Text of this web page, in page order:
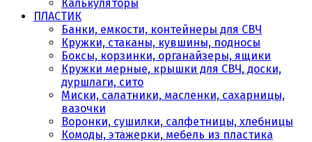
Калькуляторы
ПЛАСТИК
Банки, емкости, контейнеры для СВЧ
Кружки, стаканы, кувшины, подносы
Боксы, корзинки, органайзеры, ящики
Кружки мерные, крышки для СВЧ, доски,
дуршлаги, сито
Миски, салатники, масленки, сахарницы,
вазочки
Воронки, сушилки, салфетницы, хлебницы
Комоды, этажерки, мебель из пластика